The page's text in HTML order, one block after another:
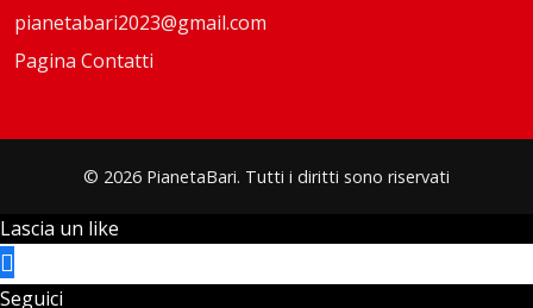
pianetabari2023@gmail.com
Pagina Contatti
© 2026 PianetaBari. Tutti i diritti sono riservati
Lascia un like
Seguici